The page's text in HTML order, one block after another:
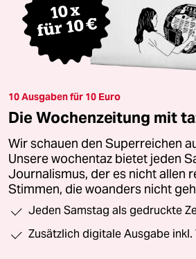
10 Ausgaben für 10 Euro
Die Wochenzeitung mit
Wir schauen den Superreichen
Unsere wochentaz bietet jeden
Journalismus, der es nicht allen
Stimmen, die woanders nicht
Jeden Samstag als gedruckte
Zusätzlich digitale Ausgabe